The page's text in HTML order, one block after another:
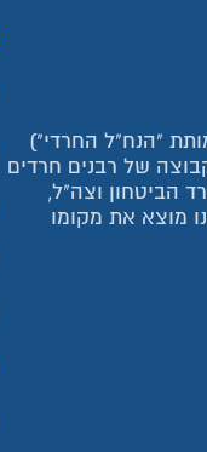
"הנח"ל החרדי")
(1999) על ידי קבוצה של רבנים חרדים
הביטחון וצה"ל,
מוצא את מקומו